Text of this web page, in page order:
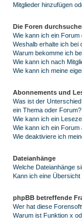
Mitglieder hinzufügen
Die Foren
Wie kann ich ein
Weshalb erhalte ich bei
Warum bekomme ich
Wie kann ich nach
Wie kann ich meine
Abonnements und
Was ist der
ein Thema oder Forum?
Wie kann ich ein
Wie kann ich ein Forum
Wie deaktiviere ich
Dateianhänge
Welche Dateianhänge
Kann ich eine
phpBB betreffende
Wer hat diese
Warum ist Funktion x